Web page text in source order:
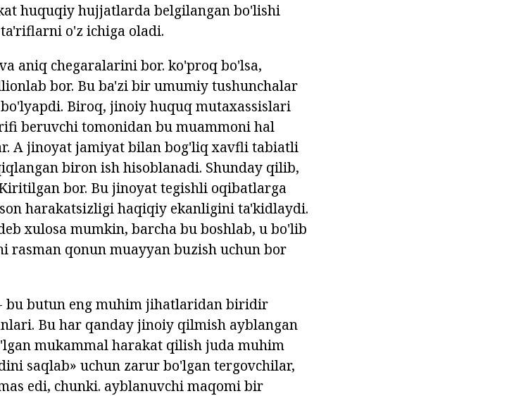
huquqiy hujjatlarda belgilangan bo'lishi
o'z ichiga oladi.
aniq chegaralarini bor. ko'proq bo'lsa,
bor. Bu ba'zi bir umumiy tushunchalar
Biroq, jinoiy huquq mutaxassislari
beruvchi tomonidan bu muammoni hal
A jinoyat jamiyat bilan bog'liq xavfli tabiatli
biron ish hisoblanadi. Shunday qilib,
bor. Bu jinoyat tegishli oqibatlarga
harakatsizligi haqiqiy ekanligini ta'kidlaydi.
xulosa mumkin, barcha bu boshlab, u bo'lib
rasman qonun muayyan buzish uchun bor
bu butun eng muhim jihatlaridan biridir
Bu har qanday jinoiy qilmish ayblangan
mukammal harakat qilish juda muhim
saqlab» uchun zarur bo'lgan tergovchilar,
edi, chunki. ayblanuvchi maqomi bir